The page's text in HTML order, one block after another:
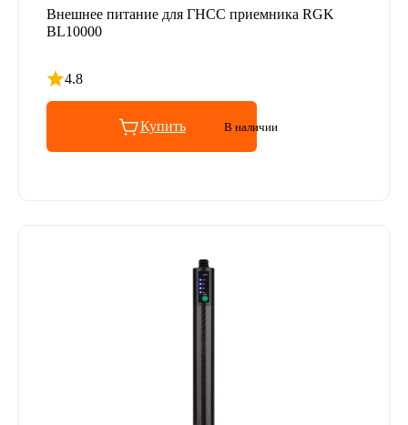
Внешнее питание для ГНСС приемника RGK
BL10000
4.8
Рейтинг 4.8 из 5
Купить В наличии